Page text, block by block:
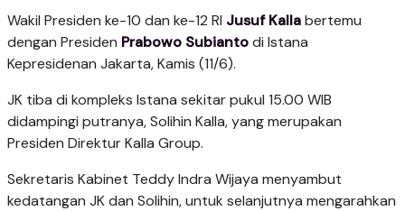
Wakil Presiden ke-10 dan ke-12 RI Jusuf Kallabertemu
dengan Presiden Prabowo Subiantodi Istana
Kepresidenan Jakarta, Kamis (11/6).
JK tiba di kompleks Istana sekitar pukul 15.00 WIB
didampingi putranya, Solihin Kalla, yang merupakan
Presiden Direktur Kalla Group.
Sekretaris Kabinet Teddy Indra Wijaya menyambut
kedatangan JK dan Solihin, untuk selanjutnya mengarahkan